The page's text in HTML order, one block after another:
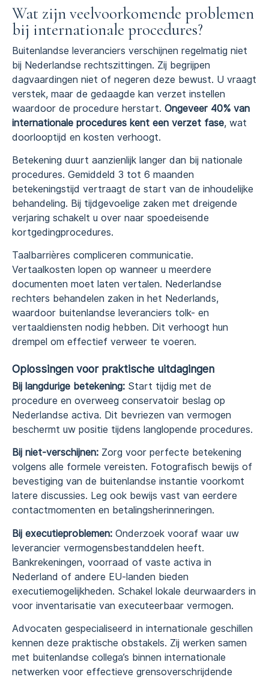
Wat zijn veelvoorkomende problemen
bij internationale procedures?
Buitenlandse leveranciers verschijnen regelmatig niet
bij Nederlandse rechtszittingen. Zij begrijpen
dagvaardingen niet of negeren deze bewust. U vraagt
verstek, maar de gedaagde kan verzet instellen
waardoor de procedure herstart. Ongeveer 40% van
internationale procedures kent een verzet fase, wat
doorlooptijd en kosten verhoogt.
Betekening duurt aanzienlijk langer dan bij nationale
procedures. Gemiddeld 3 tot 6 maanden
betekeningstijd vertraagt de start van de inhoudelijke
behandeling. Bij tijdgevoelige zaken met dreigende
verjaring schakelt u over naar spoedeisende
kortgedingprocedures.
Taalbarrières compliceren communicatie.
Vertaalkosten lopen op wanneer u meerdere
documenten moet laten vertalen. Nederlandse
rechters behandelen zaken in het Nederlands,
waardoor buitenlandse leveranciers tolk- en
vertaaldiensten nodig hebben. Dit verhoogt hun
drempel om effectief verweer te voeren.
Oplossingen voor praktische uitdagingen
Bij langdurige betekening: Start tijdig met de
procedure en overweeg conservatoir beslag op
Nederlandse activa. Dit bevriezen van vermogen
beschermt uw positie tijdens langlopende procedures.
Bij niet-verschijnen: Zorg voor perfecte betekening
volgens alle formele vereisten. Fotografisch bewijs of
bevestiging van de buitenlandse instantie voorkomt
latere discussies. Leg ook bewijs vast van eerdere
contactmomenten en betalingsherinneringen.
Bij executieproblemen: Onderzoek vooraf waar uw
leverancier vermogensbestanddelen heeft.
Bankrekeningen, voorraad of vaste activa in
Nederland of andere EU-landen bieden
executiemogelijkheden. Schakel lokale deurwaarders in
voor inventarisatie van executeerbaar vermogen.
Advocaten gespecialiseerd in internationale geschillen
kennen deze praktische obstakels. Zij werken samen
met buitenlandse collega’s binnen internationale
netwerken voor effectieve grensoverschrijdende